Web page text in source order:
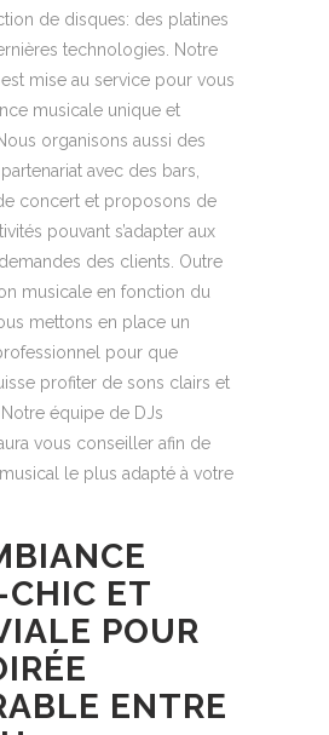
de disques: des platines
technologies. Notre
mise au service pour vous
musicale unique et
organisons aussi des
avec des bars,
concert et proposons de
pouvant s’adapter aux
des clients. Outre
musicale en fonction du
mettons en place un
pour que
profiter de sons clairs et
équipe de DJs
vous conseiller afin de
le plus adapté à votre
CHIC ET
POUR
ENTRE